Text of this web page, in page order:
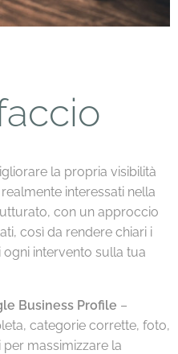
la propria visibilità
interessati nella
con un approccio
così da rendere chiari i
ogni intervento sulla tua
Business Profile –
categorie corrette, foto,
massimizzare la